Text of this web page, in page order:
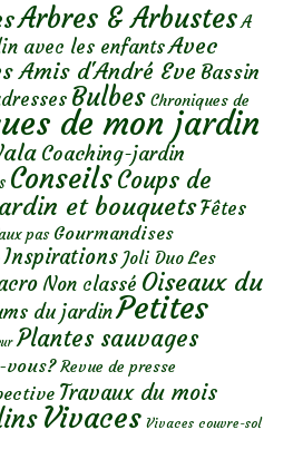
Arbres & Arbustes A
avec les enfantsAvec
Amis d'André Eve Bassin
Bulbes Chroniques de
de mon jardin
Coaching-jardin
ConseilsCoups de
et bouquetsFêtes
pas Gourmandises
Inspirations Joli Duo Les
Non classé Oiseaux du
du jardinPetites
Plantes sauvages
vous? Revue de presse
Travaux du mois
Vivaces Vivaces couvre-sol